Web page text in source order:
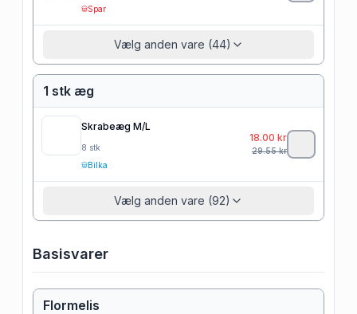
Spar
Vælg anden vare (44)
1 stk æg
Skrabeæg M/L
8 stk
Bilka
18.00 kr
29.55kr
Vælg anden vare (92)
Basisvarer
Flormelis